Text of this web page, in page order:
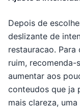
Depois de
deslizante de
restauracao.
ruim,
aumentar aos
conteudos que ja
mais clareza,